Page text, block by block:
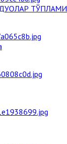
ТЎПЛАМИ